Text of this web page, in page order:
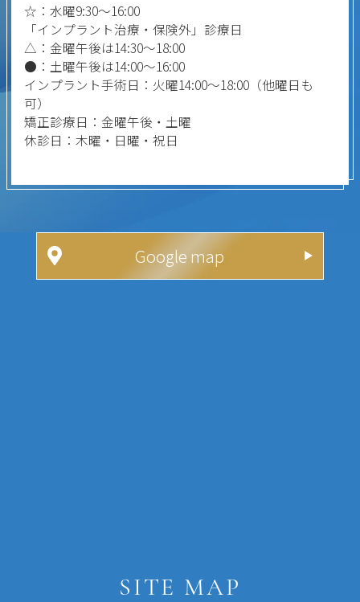
☆：水曜9:30～16:00
「インプラント治療・保険外」診療日
△：金曜午後は14:30～18:00
●：土曜午後は14:00～16:00
インプラント手術日：火曜14:00～18:00（他曜日も
可）
矯正診療日：金曜午後・土曜
休診日：木曜・日曜・祝日
Google map
SITE MAP